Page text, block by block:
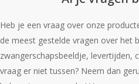
Heb je een vraag over onze
de meest gestelde vragen over het
zwangerschapsbeeldje, levertijden,
vraag er niet tussen? Neem dan